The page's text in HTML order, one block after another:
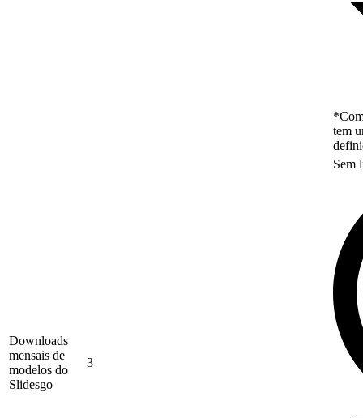
tem
Downloads
mensais de
modelos do
Slidesgo
3
Sem